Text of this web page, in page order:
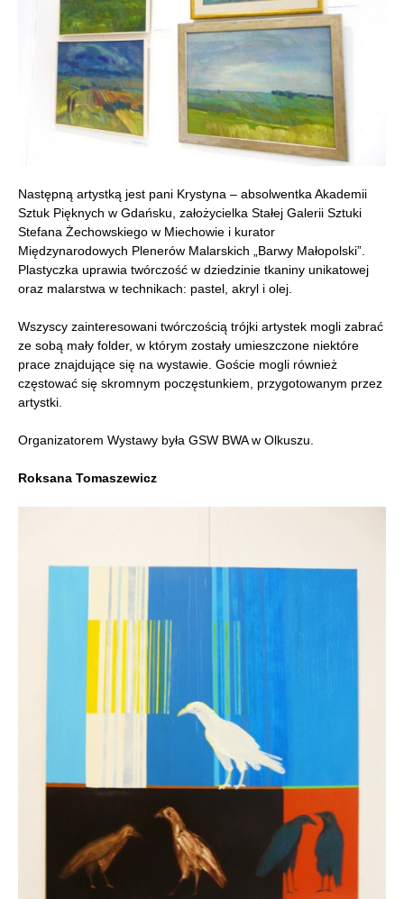
Następną artystką jest pani Krystyna – absolwentka Akademii
Sztuk Pięknych w Gdańsku, założycielka Stałej Galerii Sztuki
Stefana Żechowskiego w Miechowie i kurator
Międzynarodowych Plenerów Malarskich „Barwy Małopolski”.
Plastyczka uprawia twórczość w dziedzinie tkaniny unikatowej
oraz malarstwa w technikach: pastel, akryl i olej.
Wszyscy zainteresowani twórczością trójki artystek mogli zabrać
ze sobą mały folder, w którym zostały umieszczone niektóre
prace znajdujące się na wystawie. Goście mogli również
częstować się skromnym poczęstunkiem, przygotowanym przez
artystki.
Organizatorem Wystawy była GSW BWA w Olkuszu.
Roksana Tomaszewicz